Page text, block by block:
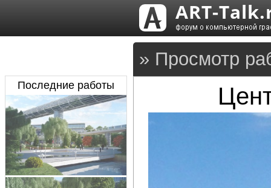
» Просмотр
Последние работы